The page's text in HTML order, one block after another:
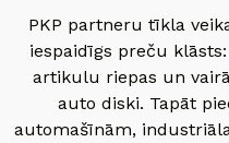
PKP partneru tīkla
iespaidīgs preču
artikulu riepas un
auto diski. Tapāt
automašīnām,